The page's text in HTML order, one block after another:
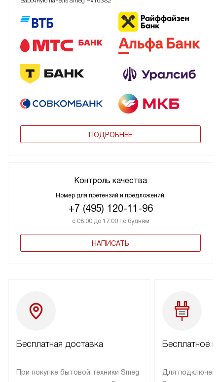
ПОДРОБНЕЕ
Контроль качества
Номер для претензий и предложений:
+7 (495) 120-11-96
с 08:00 до 17:00 по будням
НАПИСАТЬ
Бесплатная доставка
При покупке бытовой техники Smeg
Бесплатное
Для